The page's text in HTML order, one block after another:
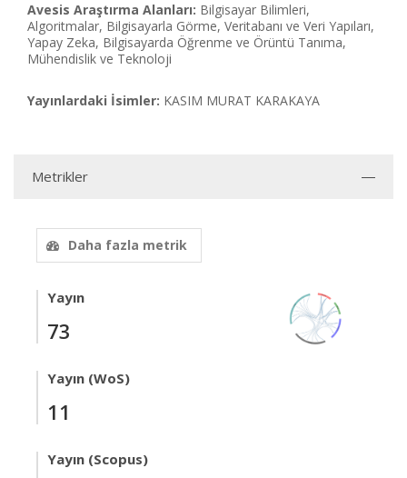
Avesis Araştırma Alanları: Bilgisayar Bilimleri,
Algoritmalar, Bilgisayarla Görme, Veritabanı ve Veri Yapıları,
Yapay Zeka, Bilgisayarda Öğrenme ve Örüntü Tanıma,
Mühendislik ve Teknoloji
Yayınlardaki İsimler: KASIM MURAT KARAKAYA
Metrikler
Daha fazla metrik
Yayın
73
Yayın (WoS)
11
Yayın (Scopus)